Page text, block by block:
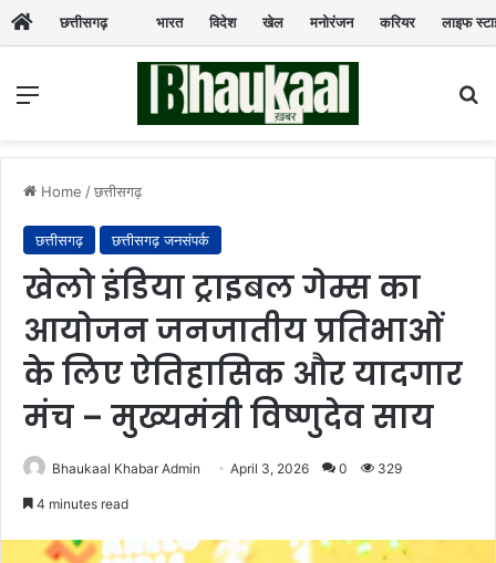
छत्तीसगढ़ भारत विदेश खेल मनोरंजन करियर लाइफ
Menu
Home /छत्तीसगढ़
छत्तीसगढ़ छत्तीसगढ़ जनसंपर्क
खेलो इंडिया ट्राइबल गेम्स का
आयोजन जनजातीय प्रतिभाओं
के लिए ऐतिहासिक और यादगार
मंच – मुख्यमंत्री विष्णुदेव साय
Bhaukaal Khabar Admin April 3, 2026 0 329
4 minutes read